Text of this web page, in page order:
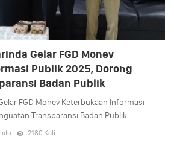
Gelar FGD Monev
Publik 2025, Dorong
Badan Publik
FGD Monev Keterbukaan Informasi
Transparansi Badan Publik
2180 Kali